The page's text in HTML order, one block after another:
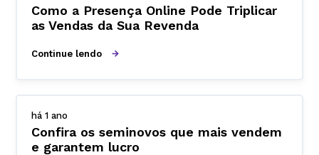
Como a Presença Online Pode Triplicar
as Vendas da Sua Revenda
Continue lendo
há 1 ano
Confira os seminovos que mais vendem
e garantem lucro